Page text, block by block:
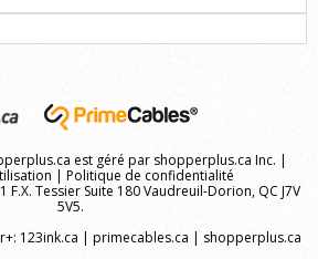
est géré par shopperplus.ca Inc. |
| Politique de confidentialité
Tessier Suite 180 Vaudreuil-Dorion, QC J7V
5V5.
123ink.ca | primecables.ca | shopperplus.ca